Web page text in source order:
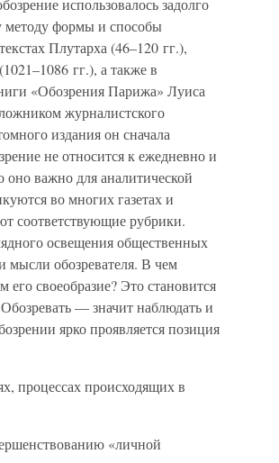
использовалось задолго
методу формы и способы
Плутарха (46–120 гг.),
гг.), а также в
«Обозрения Парижа» Луиса
журналистского
издания он сначала
не относится к ежедневно и
важно для аналитической
во многих газетах и
соответствующие рубрики.
освещения общественных
мысли обозревателя. В чем
своеобразие? Это становится
— значит наблюдать и
ярко проявляется позиция
процессах происходящих в
«личной